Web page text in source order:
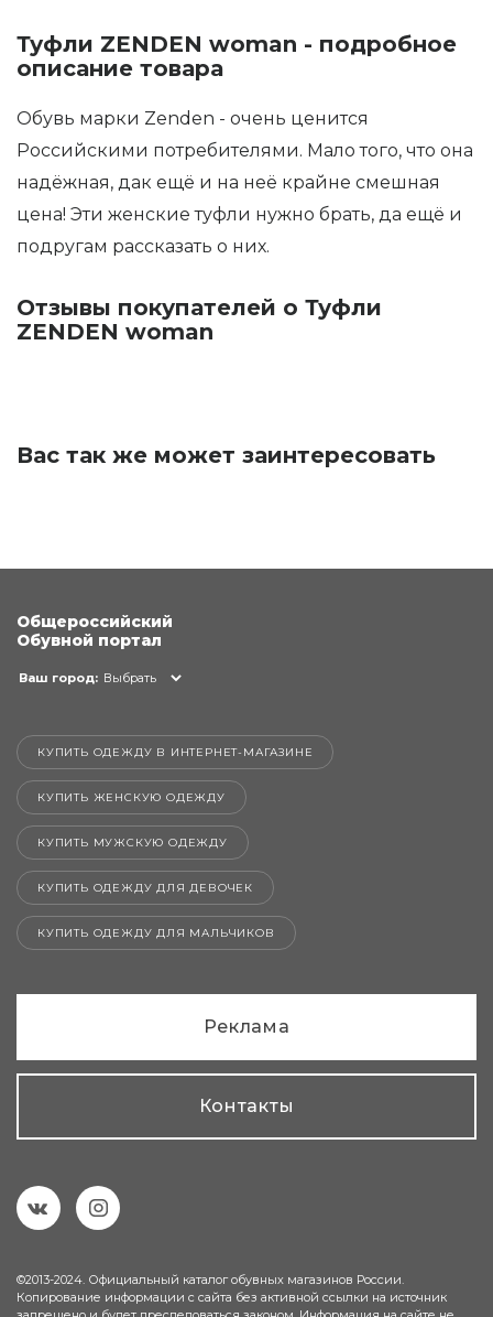
Туфли ZENDEN woman - подробное
описание товара
Обувь марки Zenden - очень ценится
Российскими потребителями. Мало того, что она
надёжная, дак ещё и на неё крайне смешная
цена! Эти женские туфли нужно брать, да ещё и
подругам рассказать о них.
Отзывы покупателей о Туфли
ZENDEN woman
Вас так же может заинтересовать
Общероссийский
Обувной портал
Ваш город: Выбрать
КУПИТЬ ОДЕЖДУ В ИНТЕРНЕТ-МАГАЗИНЕ
КУПИТЬ ЖЕНСКУЮ ОДЕЖДУ
КУПИТЬ МУЖСКУЮ ОДЕЖДУ
КУПИТЬ ОДЕЖДУ ДЛЯ ДЕВОЧЕК
КУПИТЬ ОДЕЖДУ ДЛЯ МАЛЬЧИКОВ
Реклама
Контакты
©2013-2024. Официальный каталог обувных магазинов России.
Копирование информации с сайта без активной ссылки на источник